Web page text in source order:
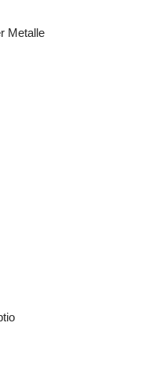
Metalle